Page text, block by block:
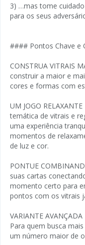
3) …mas tome
para os seus
#### Pontos Chave e
CONSTRUA VITRAIS
construir a maior e
cores e formas com
UM JOGO
temática de vitrais e
uma experiência
momentos de
de luz e cor.
PONTUE
suas cartas
momento certo para
pontos com os vitrais
VARIANTE
Para quem busca
um número maior de